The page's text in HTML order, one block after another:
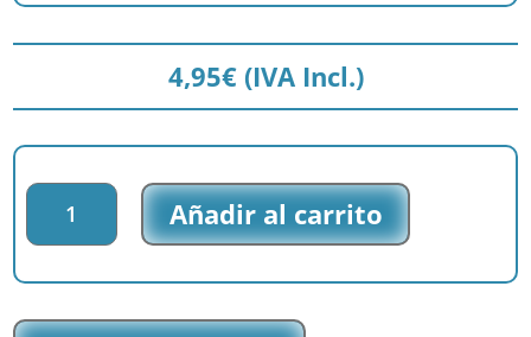
4,95€ (IVA Incl.)
Parche
bordado
Mickey
All
-
Añadir al carrito